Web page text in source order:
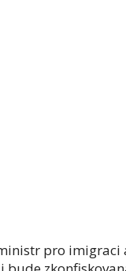
pro imigraci